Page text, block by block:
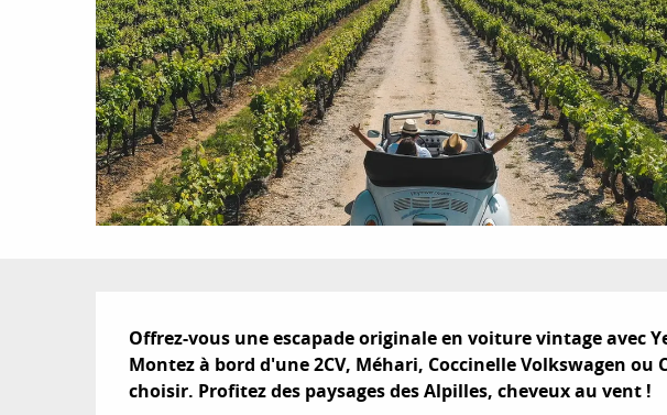
Description
Offrez-vous une escapade originale en voiture vintage avec
Montez à bord d'une 2CV, Méhari, Coccinelle Volkswagen ou
choisir. Profitez des paysages des Alpilles, cheveux au vent !